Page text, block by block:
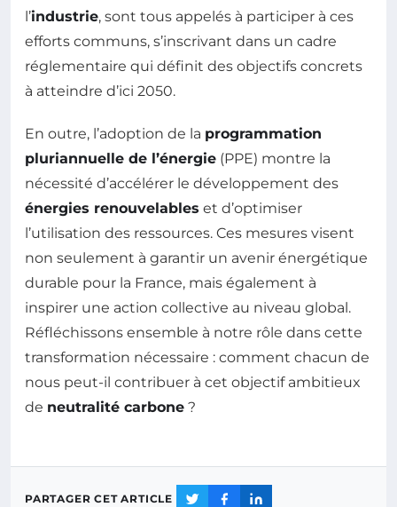
l’industrie, sont tous appelés à participer à ces
efforts communs, s’inscrivant dans un cadre
réglementaire qui définit des objectifs concrets
à atteindre d’ici 2050.
En outre, l’adoption de la programmation
pluriannuelle de l’énergie (PPE) montre la
nécessité d’accélérer le développement des
énergies renouvelables et d’optimiser
l’utilisation des ressources. Ces mesures visent
non seulement à garantir un avenir énergétique
durable pour la France, mais également à
inspirer une action collective au niveau global.
Réfléchissons ensemble à notre rôle dans cette
transformation nécessaire : comment chacun de
nous peut-il contribuer à cet objectif ambitieux
de neutralité carbone ?
PARTAGER CET ARTICLE